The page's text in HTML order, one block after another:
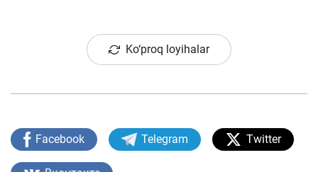
Ko‘proq loyihalar
Facebook Telegram Twitter